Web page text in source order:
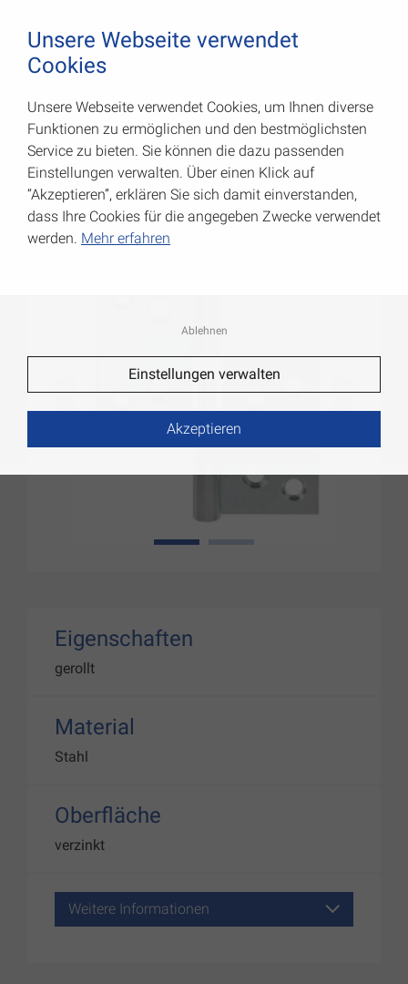
Aushebescharniere
Art.-Nr.: 000029711Z
1
Eigenschaften
gerollt
Material
Stahl
Oberfläche
verzinkt
Weitere Informationen
Unsere Webseite verwendet
Cookies
Unsere Webseite verwendet Cookies, um Ihnen diverse
Funktionen zu ermöglichen und den bestmöglichsten
Service zu bieten. Sie können die dazu passenden
Einstellungen verwalten. Über einen Klick auf
“Akzeptieren”, erklären Sie sich damit einverstanden,
dass Ihre Cookies für die angegeben Zwecke verwendet
werden. Mehr erfahren
Ablehnen
Einstellungen verwalten
Akzeptieren